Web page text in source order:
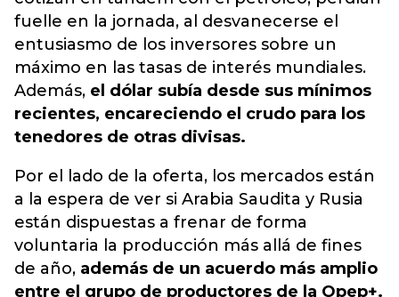
fuelle en la jornada, al desvanecerse el
entusiasmo de los inversores sobre un
máximo en las tasas de interés mundiales.
Además, el dólar subía desde sus mínimos
recientes, encareciendo el crudo para los
tenedores de otras divisas.
Por el lado de la oferta, los mercados están
a la espera de ver si Arabia Saudita y Rusia
están dispuestas a frenar de forma
voluntaria la producción más allá de fines
de año, además de un acuerdo más amplio
entre el grupo de productores de la Opep+.